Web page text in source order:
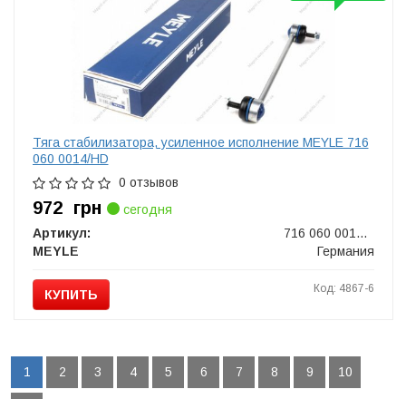
Тяга стабилизатора, усиленное исполнение MEYLE 716
060 0014/HD
0 отзывов
972 грн
сегодня
Артикул:
716 060 0014/HD
MEYLE
Германия
КУПИТЬ Код: 4867-6
1 2 3 4 5 6 7 8 9 10